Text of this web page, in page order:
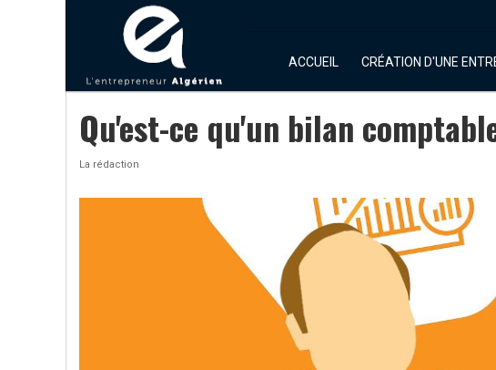
ACCUEIL CRÉATION D'UNE
Qu'est-ce qu'un bilan
La rédaction